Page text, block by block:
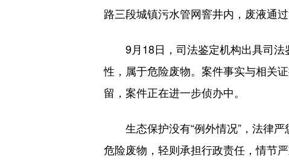
路三段城镇污水管网窨井内，废液通
9月18日，司法鉴定机构出具司
性，属于危险废物。案件事实与相关
留，案件正在进一步侦办中。
生态保护没有“例外情况”，法律
危险废物，轻则承担行政责任，情节